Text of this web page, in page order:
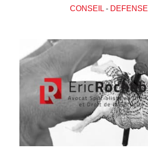
CONSEIL- DEFENSE